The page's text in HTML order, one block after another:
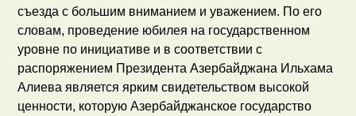
съезда с большим вниманием и уважением. По его
словам, проведение юбилея на государственном
уровне по инициативе и в соответствии с
распоряжением Президента Азербайджана Ильхама
Алиева является ярким свидетельством высокой
ценности, которую Азербайджанское государство